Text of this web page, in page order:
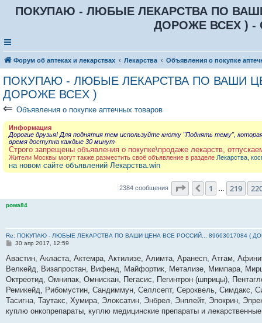
ПОКУПАЮ - ЛЮБЫЕ ЛЕКАРСТВА ПО ВАШИ
ДОРОЖЕ ВСЕХ ) -
Форум об аптеках и лекарствах Лекарства Объявления о покупке
ПОКУПАЮ - ЛЮБЫЕ ЛЕКАРСТВА ПО ВАШИ
ДОРОЖЕ ВСЕХ )
⇐ Объявления о покупке аптечных товаров
Информация
Дорогие друзья! Для поднятия тем используйте кнопку "Поднять тему",
время доступна каждые 30 минут
Строго запрещены объявления о покупке\продаже лекарств,
Жители Москвы могут также разместить своё объявление в разделе Лекарства,
на новом сайте объявлений Лекарства.win
2384 сообщения Страница 221из
Пред.
1 219
рома84
Re: ПОКУПАЮ - ЛЮБЫЕ ЛЕКАРСТВА ПО ВАШИ ЦЕНА ВСЕ РОССИЙ... 89663017084 (
С
о
щ
е
и
е
30 апр 2017, 12:59
Авастин, Акласта, Актемра, Актилизе, Алимта, Аранесп, Атгам,
Велкейд, Визапростан, Вифенд, Майфортик, Метализе, Мимпара,
Октреотид, Омнипак, Омнискан, Пегасис, Пегинтрон (шприцы),
Ремикейд, Рибомустин, Сандиммун, Селлсепт, Сероквель, Симдакс,
Тасигна, Таутакс, Хумира, Элоксатин, Энбрел, Энплейт, Эпокрин,
куплю онкопрепараты, куплю медицинские препараты и